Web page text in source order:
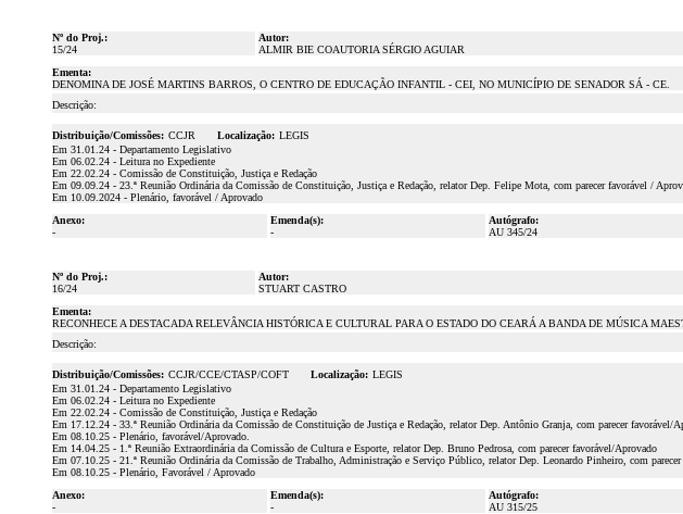
Nº do Proj.:
15/24
Autor:
ALMIR BIE COAUTORIA SÉRGIO AGUIAR
Ementa:
DENOMINA DE JOSÉ MARTINS BARROS, O CENTRO DE EDUCAÇÃO INFANTIL - CEI, NO MUNICÍPIO DE SENADOR SÁ - CE.
Descrição:
Distribuição/Comissões: CCJR Localização: LEGIS
Em 31.01.24 - Departamento Legislativo
Em 06.02.24 - Leitura no Expediente
Em 22.02.24 - Comissão de Constituição, Justiça e Redação
Em 09.09.24 - 23.ª Reunião Ordinária da Comissão de Constituição, Justiça e Redação, relator Dep. Felipe Mota, com parecer favorável /
Em 10.09.2024 - Plenário, favorável / Aprovado
Anexo:
-
Emenda(s):
-
Autógrafo:
AU 345/24
Nº do Proj.:
16/24
Autor:
STUART CASTRO
Ementa:
RECONHECE A DESTACADA RELEVÂNCIA HISTÓRICA E CULTURAL PARA O ESTADO DO CEARÁ A BANDA DE MÚSICA
Descrição:
Distribuição/Comissões: CCJR/CCE/CTASP/COFT Localização: LEGIS
Em 31.01.24 - Departamento Legislativo
Em 06.02.24 - Leitura no Expediente
Em 22.02.24 - Comissão de Constituição, Justiça e Redação
Em 17.12.24 - 33.ª Reunião Ordinária da Comissão de Constituição de Justiça e Redação, relator Dep. Antônio Granja, com parecer favorável/
Em 08.10.25 - Plenário, favorável/Aprovado.
Em 14.04.25 - 1.ª Reunião Extraordinária da Comissão de Cultura e Esporte, relator Dep. Bruno Pedrosa, com parecer favorável/Aprovado
Em 07.10.25 - 21.ª Reunião Ordinária da Comissão de Trabalho, Administração e Serviço Público, relator Dep. Leonardo Pinheiro, com
Em 08.10.25 - Plenário, Favorável / Aprovado
Anexo:
-
Emenda(s):
-
Autógrafo:
AU 315/25